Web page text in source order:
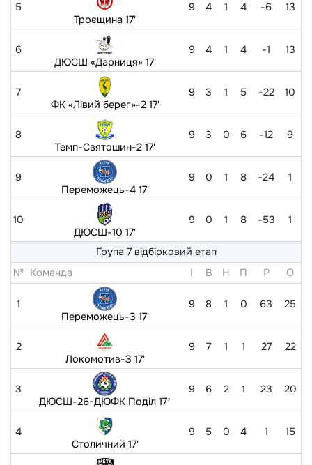
5
Троєщина 17'
9 4 1 4 -6 13
6
ДЮСШ «Дарниця» 17'
9 4 1 4 -1 13
7
ФК «Лівий берег»-2 17'
9 3 1 5 -22 10
8
Темп-Святошин-2 17'
9 3 0 6 -12 9
9
Переможець-4 17'
9 0 1 8 -24 1
10
ДЮСШ-10 17'
9 0 1 8 -53 1
Група 7 відбірковий етап
№ Команда I В Н П Р O
1
Переможець-3 17'
9 8 1 0 63 25
2
Локомотив-3 17'
9 7 1 1 27 22
3
ДЮСШ-26-ДЮФК Поділ 17ʼ
9 6 2 1 23 20
4
Столичний 17'
9 5 0 4 1 15